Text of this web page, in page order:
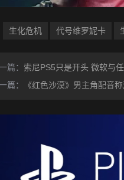
生化危机 代号维罗妮卡
篇： 索尼PS5只是开头 微软与
篇：
《红色沙漠》男主角配音